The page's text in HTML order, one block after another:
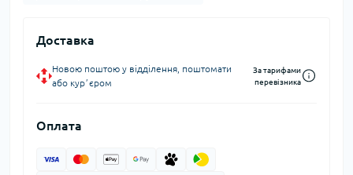
Доставка
Новою поштою у відділення, поштомати
або курʼєром
За тарифами
перевізника
Оплата